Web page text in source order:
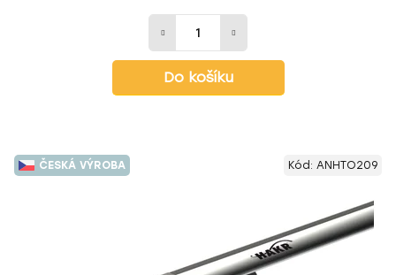
Do košíku
ČESKÁ VÝROBA Kód: ANHTO209